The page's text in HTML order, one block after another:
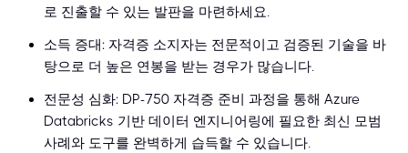
로 진출할 수 있는 발판을 마련하세요.
소득 증대: 자격증 소지자는 전문적이고 검증된 기술을 바
탕으로 더 높은 연봉을 받는 경우가 많습니다.
전문성 심화: DP-750 자격증 준비 과정을 통해 Azure
Databricks 기반 데이터 엔지니어링에 필요한 최신 모범
사례와 도구를 완벽하게 습득할 수 있습니다.